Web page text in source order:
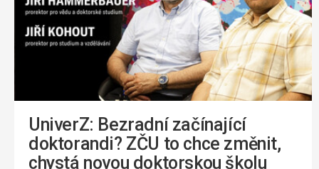
UniverZ: Bezradní začínající
doktorandi? ZČU to chce změnit,
chystá novou doktorskou školu